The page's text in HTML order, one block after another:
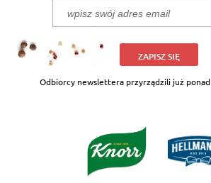
ZAPISZ SIĘ
Odbiorcy newslettera przyrządzili już ponad